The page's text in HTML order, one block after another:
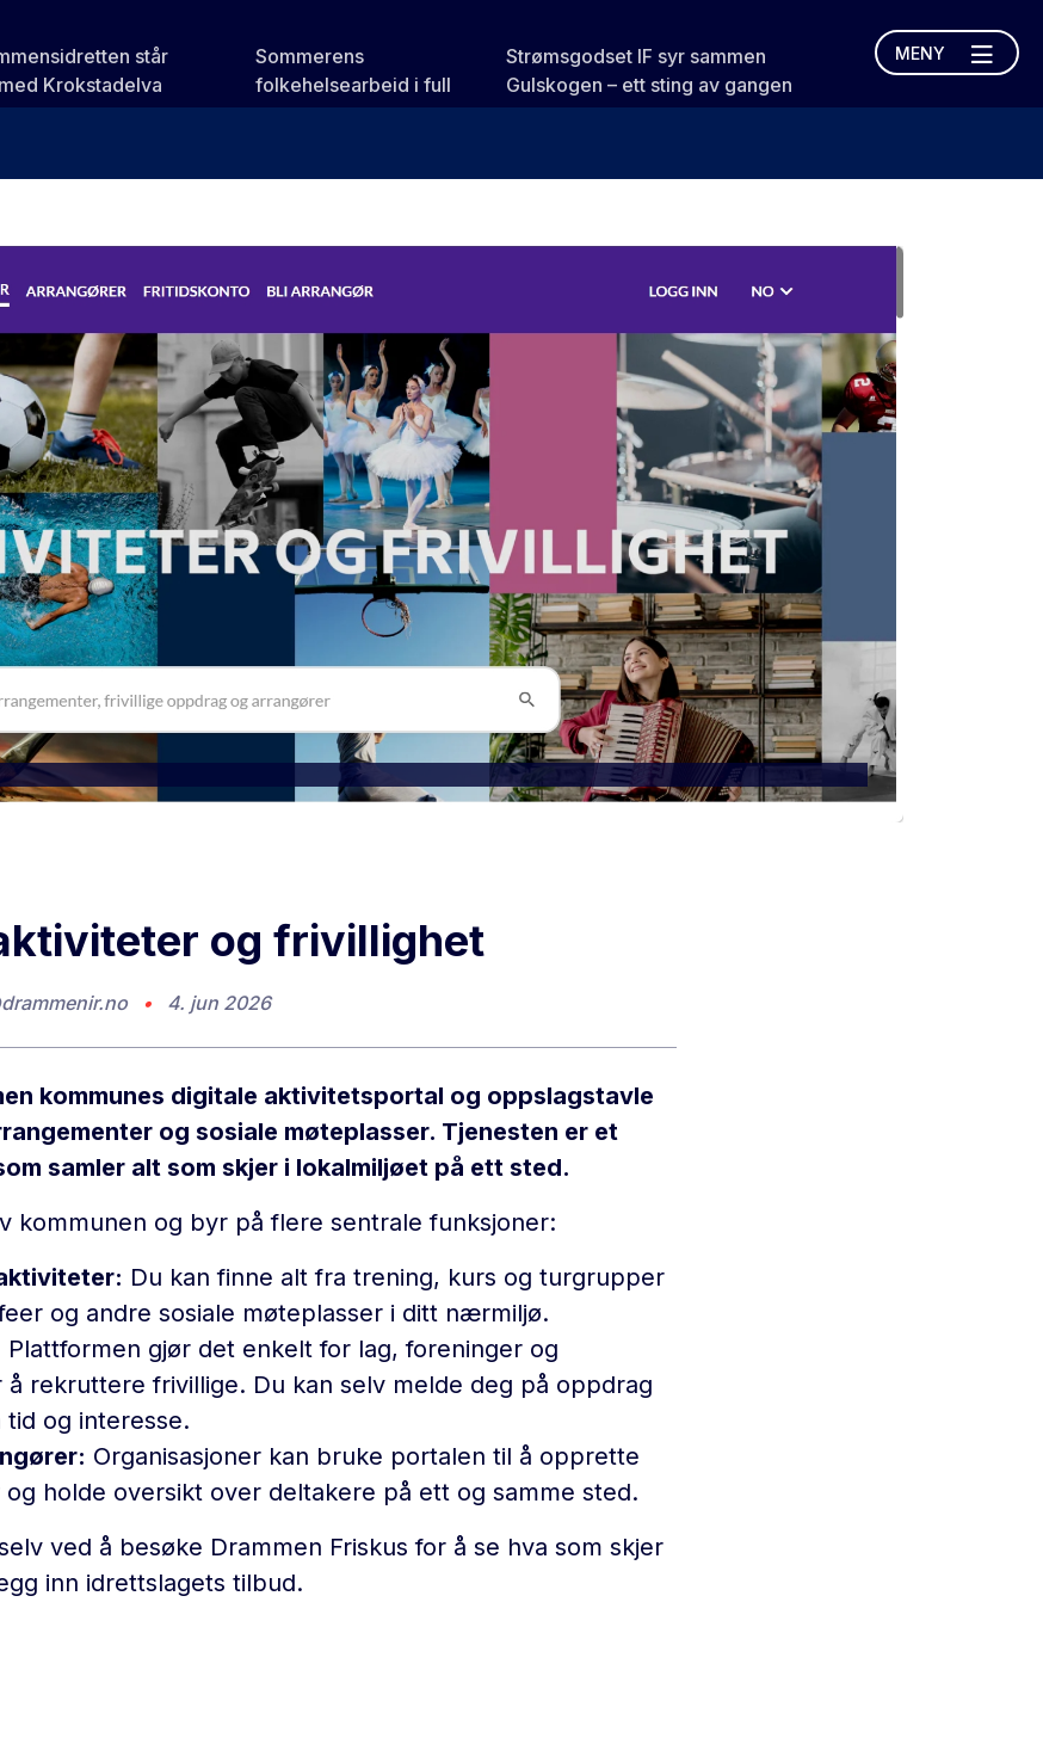
står
Krokstadelva
Sommerens
folkehelsearbeid i full
gang
Strømsgodset IF syr sammen
Gulskogen – ett sting av gangen
MENY
og frivillighet
• 4. jun 2026
kommunes digitale aktivitetsportal og oppslagstavle
og sosiale møteplasser. Tjenesten er et
samler alt som skjer i lokalmiljøet på ett sted.
kommunen og byr på flere sentrale funksjoner:
Du kan finne alt fra trening, kurs og turgrupper
og andre sosiale møteplasser i ditt nærmiljø.
Plattformen gjør det enkelt for lag, foreninger og
å rekruttere frivillige. Du kan selv melde deg på oppdrag
og interesse.
Organisasjoner kan bruke portalen til å opprette
holde oversikt over deltakere på ett og samme sted.
ved å besøke Drammen Friskus for å se hva som skjer
inn idrettslagets tilbud.